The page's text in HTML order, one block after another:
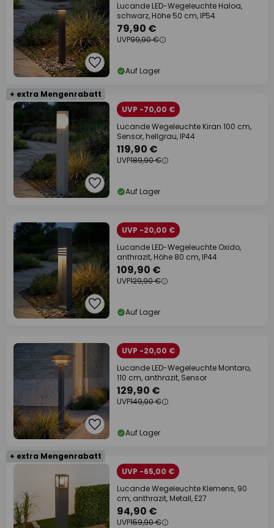
Lucande LED-Wegeleuchte Haloa,
schwarz, Höhe 50 cm, IP54
79,90 €
UVP99,90 €
Auf Lager
+ extra Mengenrabatt
UVP -70,00 €
Lucande Wegeleuchte Kiran 100 cm,
Sensor, hellgrau, IP44
119,90 €
UVP189,90 €
Auf Lager
UVP -20,00 €
Lucande LED-Wegeleuchte Oxido,
anthrazit, Höhe 80 cm, IP44
109,90 €
UVP129,90 €
Auf Lager
UVP -20,00 €
Lucande LED-Wegeleuchte Montaro,
110 cm, anthrazit, Sensor
129,90 €
UVP149,90 €
Auf Lager
+ extra Mengenrabatt
UVP -65,00 €
Lucande Wegeleuchte Klemens, 90
cm, anthrazit, Metall, E27
94,90 €
UVP159,90 €